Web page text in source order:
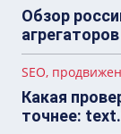
Обзор
SEO,
Какая
точнее: